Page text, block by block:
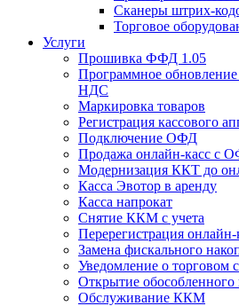
Сканеры штрих-
Торговое
Услуги
Прошивка ФФД 1.05
Программное
НДС
Маркировка товаров
Регистрация кассового
Подключение ОФД
Продажа онлайн-касс с
Модернизация ККТ до
Касса Эвотор в аренду
Касса напрокат
Снятие ККМ с учета
Перерегистрация
Замена фискального
Уведомление о торговом
Открытие обособленного
Обслуживание ККМ